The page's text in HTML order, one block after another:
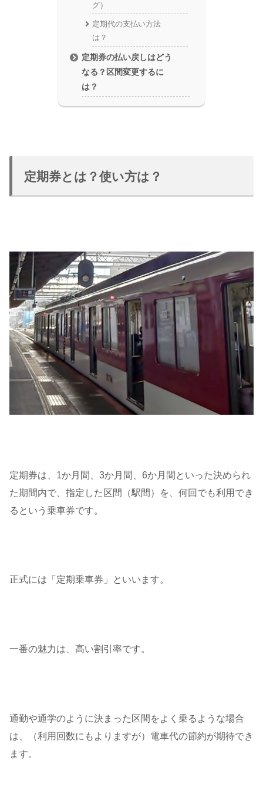
グ）
定期代の支払い方法
は？
定期券の払い戻しはどう
なる？区間変更するに
は？
定期券とは？使い方は？
定期券は、1か月間、3か月間、6か月間といった決められ
た期間内で、指定した区間（駅間）を、何回でも利用でき
るという乗車券です。
正式には「定期乗車券」といいます。
一番の魅力は、高い割引率です。
通勤や通学のように決まった区間をよく乗るような場合
は、（利用回数にもよりますが）電車代の節約が期待でき
ます。